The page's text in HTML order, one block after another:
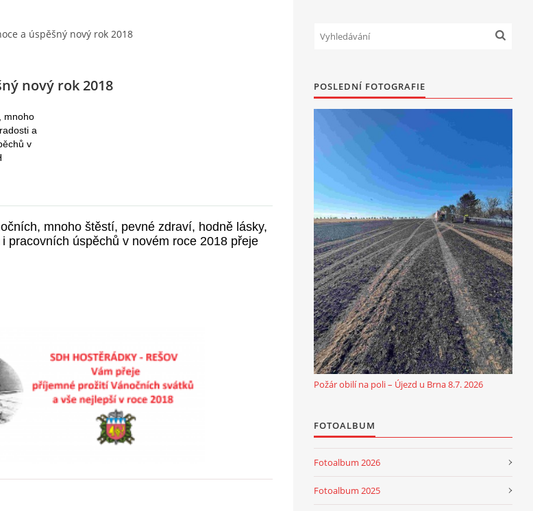
a úspěšný nový rok 2018
nový rok 2018
mnoho
a
v
mnoho štěstí, pevné zdraví, hodně lásky,
pracovních úspěchů v novém roce 2018 přeje
POSLEDNÍ FOTOGRAFIE
Požár obilí na poli – Újezd u Brna 8.7. 2026
FOTOALBUM
Fotoalbum 2026
Fotoalbum 2025